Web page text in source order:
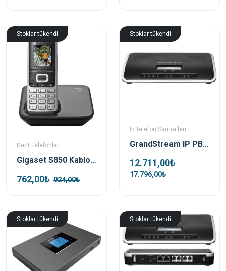
Stoklar tükendi
Dect Telefonlar
Gigaset S850 Kablosuz Dect Telefon
762,00₺ 924,00₺
Stoklar tükendi
Ip Telefon Santralleri
GrandStream IP PBX UCM6204 IP Telefon Santrali
12.711,00₺
17.796,00₺
Stoklar tükendi Stoklar tükendi